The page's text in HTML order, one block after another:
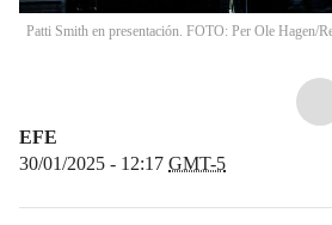
Patti Smith en presentación. FOTO: Per Ole Hagen/
EFE
30/01/2025 - 12:17 GMT-5